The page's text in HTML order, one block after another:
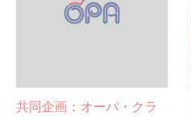
共同企画：オーパ・クラ